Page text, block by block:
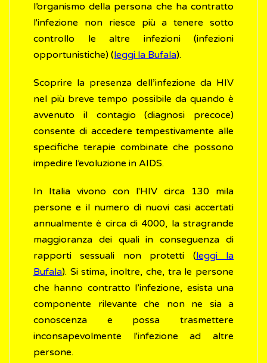
l’organismo della persona che ha contratto
l'infezione non riesce più a tenere sotto
controllo le altre infezioni (infezioni
opportunistiche) (leggi la Bufala).
Scoprire la presenza dell’infezione da HIV
nel più breve tempo possibile da quando è
avvenuto il contagio (diagnosi precoce)
consente di accedere tempestivamente alle
specifiche terapie combinate che possono
impedire l’evoluzione in AIDS.
In Italia vivono con l'HIV circa 130 mila
persone e il numero di nuovi casi accertati
annualmente è circa di 4000, la stragrande
maggioranza dei quali in conseguenza di
rapporti sessuali non protetti (leggi la
Bufala). Si stima, inoltre, che, tra le persone
che hanno contratto l’infezione, esista una
componente rilevante che non ne sia a
conoscenza e possa trasmettere
inconsapevolmente l'infezione ad altre
persone.